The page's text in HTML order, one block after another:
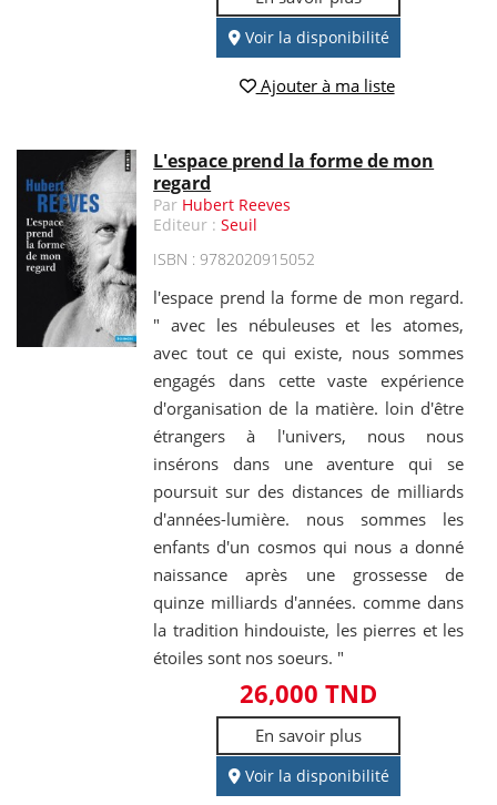
Voir la disponibilité
Ajouter à ma liste
L'espace prend la forme de mon
regard
Par Hubert Reeves
Editeur :Seuil
ISBN : 9782020915052
l'espace prend la forme de mon regard.
" avec les nébuleuses et les atomes,
avec tout ce qui existe, nous sommes
engagés dans cette vaste expérience
d'organisation de la matière. loin d'être
étrangers à l'univers, nous nous
insérons dans une aventure qui se
poursuit sur des distances de milliards
d'années-lumière. nous sommes les
enfants d'un cosmos qui nous a donné
naissance après une grossesse de
quinze milliards d'années. comme dans
la tradition hindouiste, les pierres et les
étoiles sont nos soeurs. "
26,000 TND
En savoir plus
Voir la disponibilité